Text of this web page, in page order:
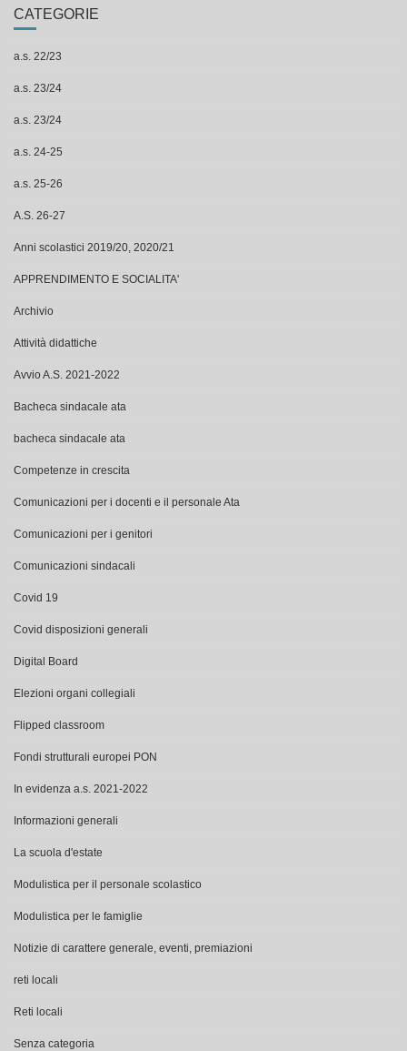
CATEGORIE
a.s. 22/23
a.s. 23/24
a.s. 23/24
a.s. 24-25
a.s. 25-26
A.S. 26-27
Anni scolastici 2019/20, 2020/21
APPRENDIMENTO E SOCIALITA'
Archivio
Attività didattiche
Avvio A.S. 2021-2022
Bacheca sindacale ata
bacheca sindacale ata
Competenze in crescita
Comunicazioni per i docenti e il personale Ata
Comunicazioni per i genitori
Comunicazioni sindacali
Covid 19
Covid disposizioni generali
Digital Board
Elezioni organi collegiali
Flipped classroom
Fondi strutturali europei PON
In evidenza a.s. 2021-2022
Informazioni generali
La scuola d'estate
Modulistica per il personale scolastico
Modulistica per le famiglie
Notizie di carattere generale, eventi, premiazioni
reti locali
Reti locali
Senza categoria